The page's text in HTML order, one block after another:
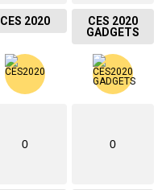
CES 2020
CES 2020
GADGETS
0 0